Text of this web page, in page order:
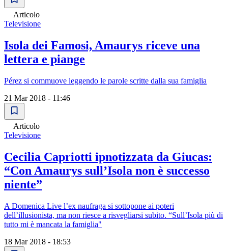
Articolo
Televisione
Isola dei Famosi, Amaurys riceve una
lettera e piange
Pérez si commuove leggendo le parole scritte dalla sua famiglia
21 Mar 2018 - 11:46
Articolo
Televisione
Cecilia Capriotti ipnotizzata da Giucas:
“Con Amaurys sull’Isola non è successo
niente”
A Domenica Live l’ex naufraga si sottopone ai poteri
dell’illusionista, ma non riesce a risvegliarsi subito. “Sull’Isola più di
tutto mi è mancata la famiglia"
18 Mar 2018 - 18:53